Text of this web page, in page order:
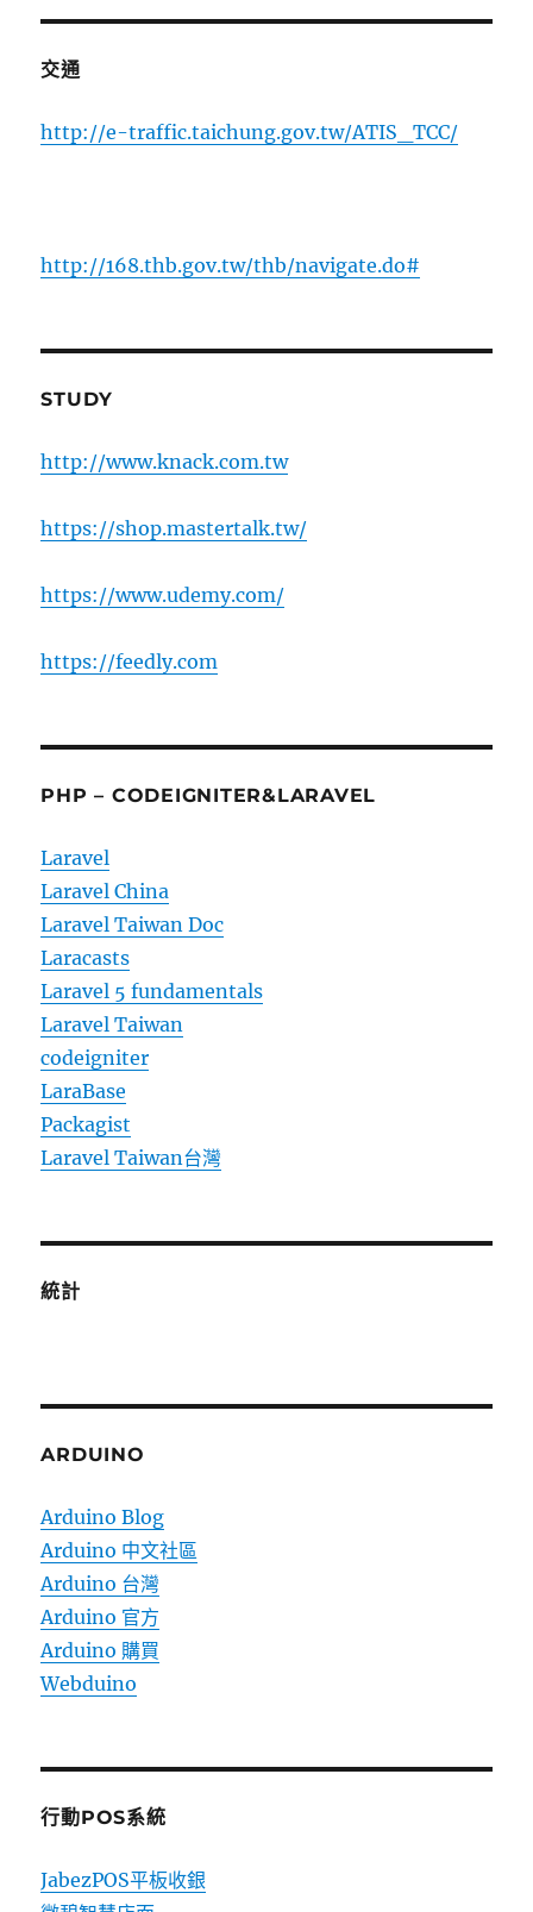
交通
http://e-traffic.taichung.gov.tw/ATIS_TCC/
http://168.thb.gov.tw/thb/navigate.do#
STUDY
http://www.knack.com.tw
https://shop.mastertalk.tw/
https://www.udemy.com/
https://feedly.com
PHP – CODEIGNITER&LARAVEL
Laravel
Laravel China
Laravel Taiwan Doc
Laracasts
Laravel 5 fundamentals
Laravel Taiwan
codeigniter
LaraBase
Packagist
Laravel Taiwan台灣
統計
ARDUINO
Arduino Blog
Arduino 中文社區
Arduino 台灣
Arduino 官方
Arduino 購買
Webduino
行動POS系統
JabezPOS平板收銀